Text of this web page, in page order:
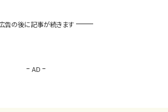
告の後に記事が続きます
AD